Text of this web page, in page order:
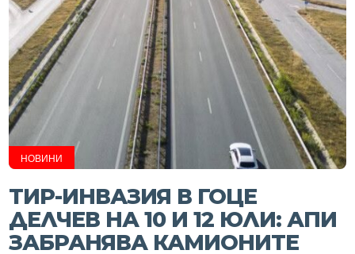
НОВИНИ
ТИР-ИНВАЗИЯ В ГОЦЕ
ДЕЛЧЕВ НА 10 И 12 ЮЛИ: АПИ
ЗАБРАНЯВА КАМИОНИТЕ